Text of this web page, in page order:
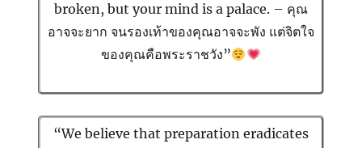
broken, but your mind is a palace. – คุณ
อาจจะยาก จนรองเท้าของคุณอาจจะพัง แต่จิตใจ
ของคุณคือพระราชวัง”
“We believe that preparation eradicates